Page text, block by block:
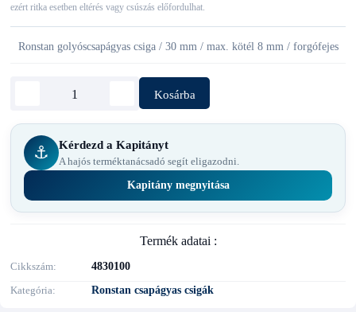
ezért ritka esetben eltérés vagy csúszás előfordulhat.
Ronstan golyóscsapágyas csiga / 30 mm / max. kötél 8 mm / forgófejes
Kosárba
⚓ Kérdezd a Kapitányt
A hajós terméktanácsadó segít eligazodni.
Kapitány megnyitása
Termék adatai :
Cikkszám
4830100
Kategória
Ronstan csapágyas csigák